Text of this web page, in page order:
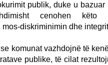
publik, duke u
cenohen këto
mos-diskriminimin dhe
komunat vazhdojnë të
publike, të cilat